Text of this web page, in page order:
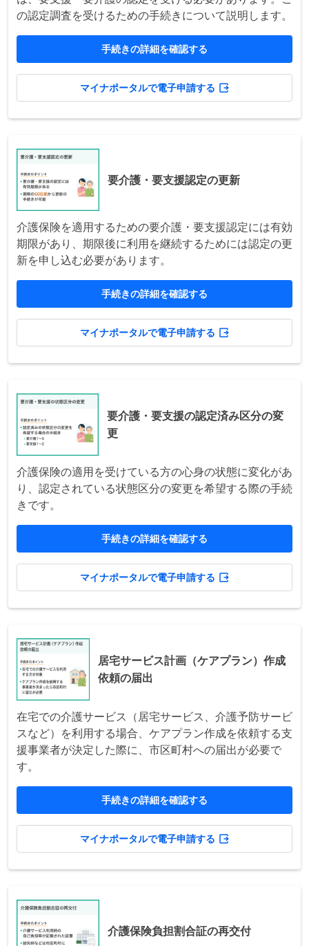
の認定調査を受けるための手続きについて説明します。
手続きの詳細を確認する
マイナポータルで電子申請する
要介護・要支援認定の更新
介護保険を適用するための要介護・要支援認定には有効
期限があり、期限後に利用を継続するためには認定の更
新を申し込む必要があります。
手続きの詳細を確認する
マイナポータルで電子申請する
要介護・要支援の認定済み区分の変
更
介護保険の適用を受けている方の心身の状態に変化があ
り、認定されている状態区分の変更を希望する際の手続
きです。
手続きの詳細を確認する
マイナポータルで電子申請する
居宅サービス計画（ケアプラン）作成
依頼の届出
在宅での介護サービス（居宅サービス、介護予防サービ
スなど）を利用する場合、ケアプラン作成を依頼する支
援事業者が決定した際に、市区町村への届出が必要で
す。
手続きの詳細を確認する
マイナポータルで電子申請する
介護保険負担割合証の再交付